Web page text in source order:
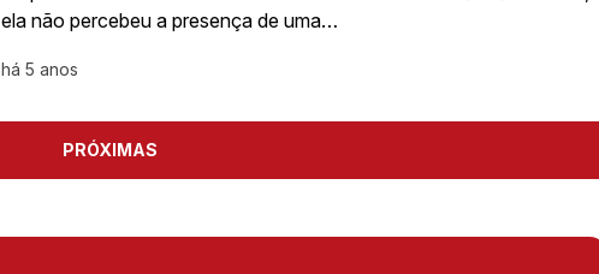
ela não percebeu a presença de uma…
há 5 anos
PRÓXIMAS